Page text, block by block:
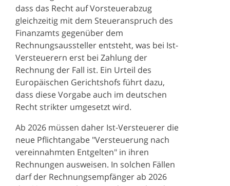
dass das Recht auf Vorsteuerabzug
gleichzeitig mit dem Steueranspruch des
Finanzamts gegenüber dem
Rechnungsaussteller entsteht, was bei Ist-
Versteuerern erst bei Zahlung der
Rechnung der Fall ist. Ein Urteil des
Europäischen Gerichtshofs führt dazu,
dass diese Vorgabe auch im deutschen
Recht strikter umgesetzt wird.
Ab 2026 müssen daher Ist-Versteuerer die
neue Pflichtangabe "Versteuerung nach
vereinnahmten Entgelten" in ihren
Rechnungen ausweisen. In solchen Fällen
darf der Rechnungsempfänger ab 2026